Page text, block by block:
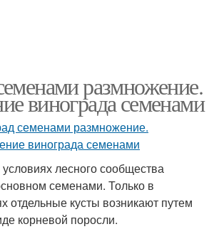
размножение.
винограда семенами
лесного сообщества
семенами. Только в
отдельные кусты возникают путем
корневой поросли.